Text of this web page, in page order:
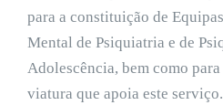
para a constituição de
Mental de Psiquiatria e de
Adolescência, bem como
viatura que apoia este serviço.